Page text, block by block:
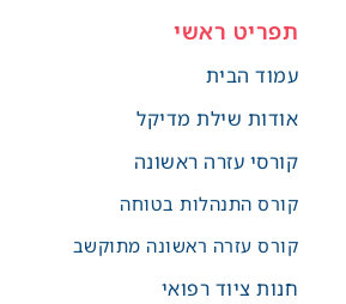
תפריט ראשי
עמוד הבית
אודות שילת מדיקל
קורסי עזרה ראשונה
קורס התנהלות בטוחה
קורס עזרה ראשונה מתוקשב
חנות ציוד רפואי